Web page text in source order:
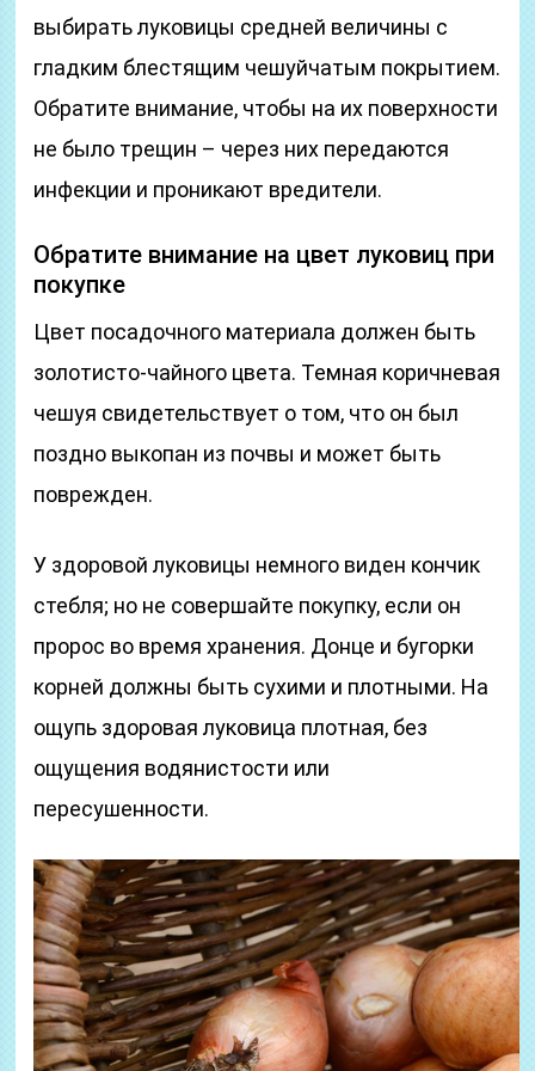
выбирать луковицы средней величины с
гладким блестящим чешуйчатым покрытием.
Обратите внимание, чтобы на их поверхности
не было трещин – через них передаются
инфекции и проникают вредители.
Обратите внимание на цвет луковиц при
покупке
Цвет посадочного материала должен быть
золотисто-чайного цвета. Темная коричневая
чешуя свидетельствует о том, что он был
поздно выкопан из почвы и может быть
поврежден.
У здоровой луковицы немного виден кончик
стебля; но не совершайте покупку, если он
пророс во время хранения. Донце и бугорки
корней должны быть сухими и плотными. На
ощупь здоровая луковица плотная, без
ощущения водянистости или
пересушенности.